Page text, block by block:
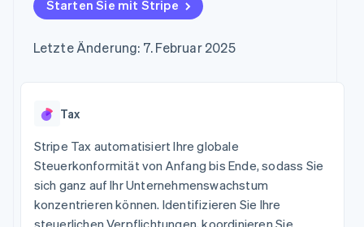
Zugriff auf mehr als
Terminal
Optimierung der
Autorisierungsraten
Link
Beschleunigter
Bezahlvorgang
Financial
Connections
Verbundene
Data Pipeline
Datensynchronisierung
Geldmanagement
SaaS
KI-Unternehmen
Creator Economy
Gaming
Bewirtung, Reisen und
Freizeit
Versicherungen
Marktplatz auf
Abonnementverwaltung
nutzungsbasierte
geht´s
Bereitstellung und
Verwaltung von
Diensten mit Agenten
Produkt-Roadmap
Karriere
Stripe Press
Kontakt
Sales-Team
kontaktieren
Partner werden
Starten Sie mit Stripe
Letzte Änderung: 7. Februar 2025
Tax
Stripe Tax automatisiert Ihre globale
Steuerkonformität von Anfang bis Ende, sodass Sie
sich ganz auf Ihr Unternehmenswachstum
konzentrieren können. Identifizieren Sie Ihre
steuerlichen Verpflichtungen, koordinieren Sie